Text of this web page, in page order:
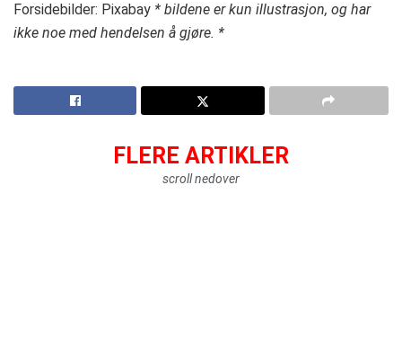
Forsidebilder: Pixabay * bildene er kun illustrasjon, og har
ikke noe med hendelsen å gjøre. *
FLERE ARTIKLER
scroll nedover